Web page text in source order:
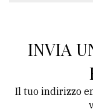
INVIA
Il tuo indirizzo